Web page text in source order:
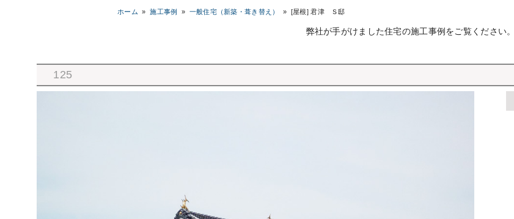
ホーム »施工事例 » 一般住宅（新築・葺き替え） » [屋根] 君津 Ｓ邸
弊社が手がけました住宅の施工事例をご覧ください。
125